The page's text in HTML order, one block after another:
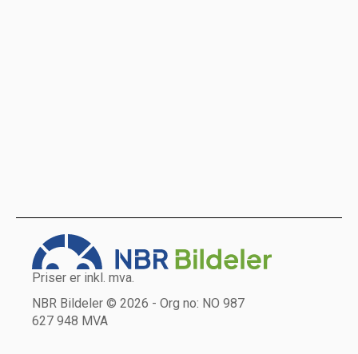
Priser er inkl. mva.
NBR Bildeler © 2026 - Org no: NO 987
627 948 MVA